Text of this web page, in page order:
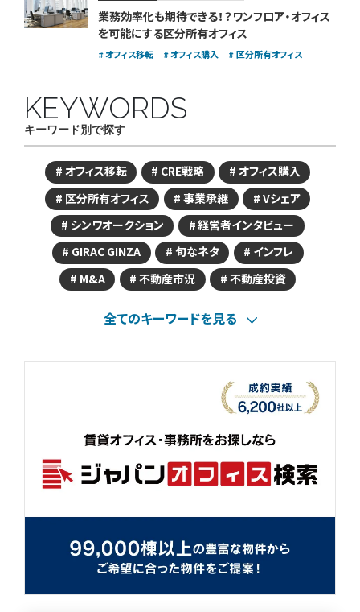
業務効率化も期待できる！？ ワンフロア・オフィス
を可能にする区分所有オフィス
オフィス移転 オフィス購入 区分所有オフィス
キーワード別で探す
KEYWORDS
オフィス移転 CRE戦略
オフィス購入
区分所有オフィス
事業承継
Vシェア
シンワオークション
経営者インタビュー
GIRAC GINZA
旬なネタ
インフレ
M&A
不動産市況 不動産投資
全てのキーワードを見る